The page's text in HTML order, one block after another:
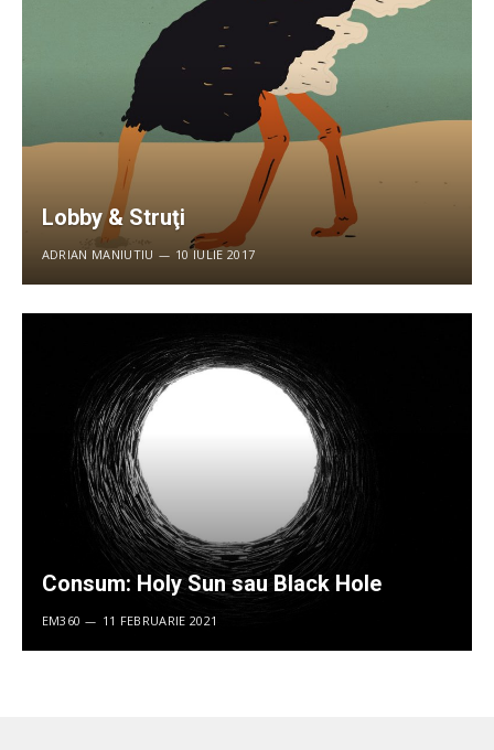
Lobby & Struţi
ADRIAN MANIUTIU 10 IULIE 2017
Consum: Holy Sun sau Black Hole
EM360 11 FEBRUARIE 2021